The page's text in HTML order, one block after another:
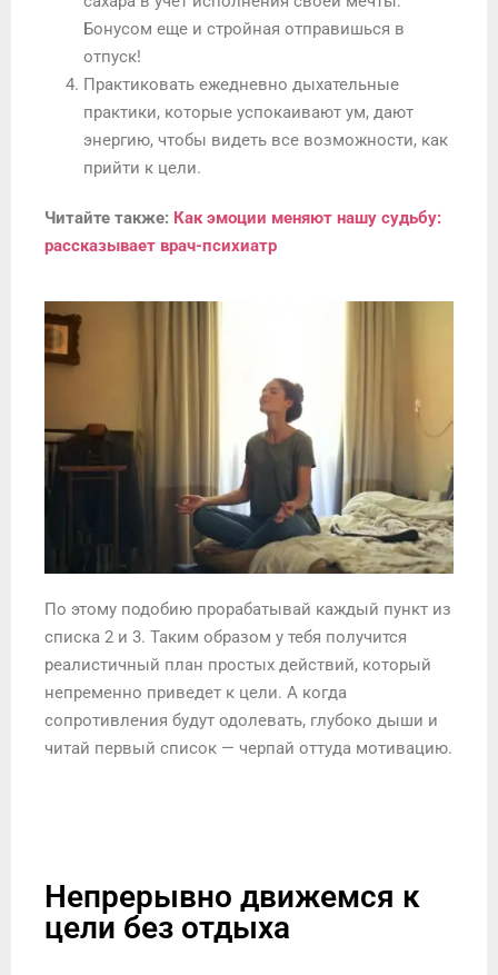
Бонусом еще и стройная отправишься в
отпуск!
Практиковать ежедневно дыхательные
практики, которые успокаивают ум, дают
энергию, чтобы видеть все возможности, как
прийти к цели.
Читайте также: Как эмоции меняют нашу судьбу:
рассказывает врач-психиатр
По этому подобию прорабатывай каждый пункт из
списка 2 и 3. Таким образом у тебя получится
реалистичный план простых действий, который
непременно приведет к цели. А когда
сопротивления будут одолевать, глубоко дыши и
читай первый список — черпай оттуда мотивацию.
Непрерывно движемся к
цели без отдыха